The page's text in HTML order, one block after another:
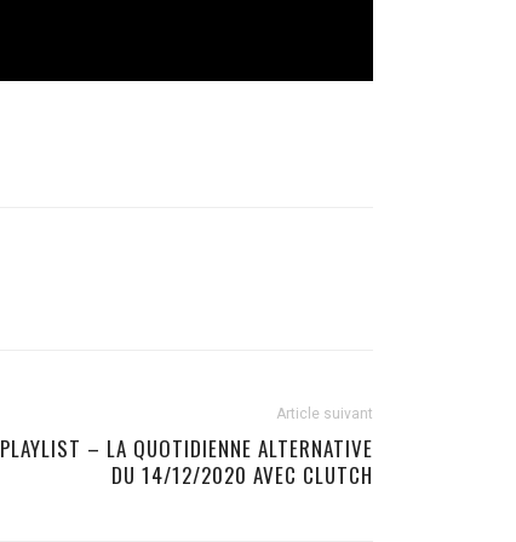
Article suivant
PLAYLIST – LA QUOTIDIENNE ALTERNATIVE
DU 14/12/2020 AVEC CLUTCH